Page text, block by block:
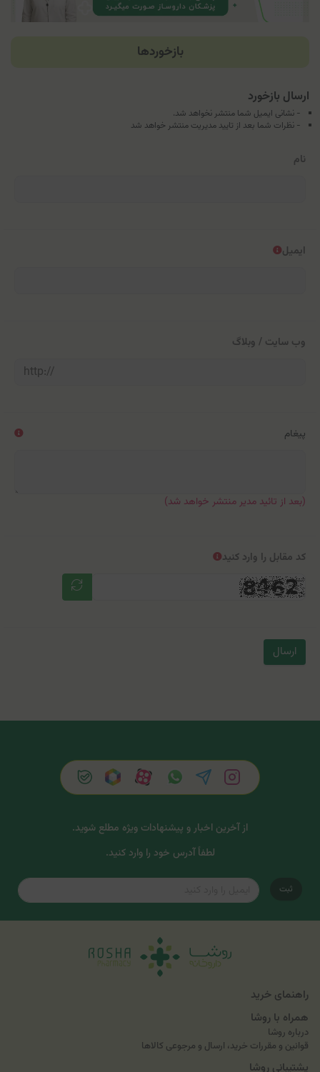
بازخوردها
ارسال بازخورد
- نشانی ایمیل شما منتشر نخواهد شد.
- نظرات شما بعد از تایید مدیریت منتشر خواهد شد
نام
ایمیل
وب سایت / وبلاگ
پیغام
(بعد از تائید مدیر منتشر خواهد شد)
کد مقابل را وارد کنید
ارسال
از آخرین اخبار و پیشنهادات ویژه مطلع شوید.
لطفاً آدرس خود را وارد کنید.
ثبت
راهنمای خرید
همراه با روشا
درباره روشا
قوانین و مقررات خرید، ارسال و مرجوعی کالاها
پشتیبانی روشا